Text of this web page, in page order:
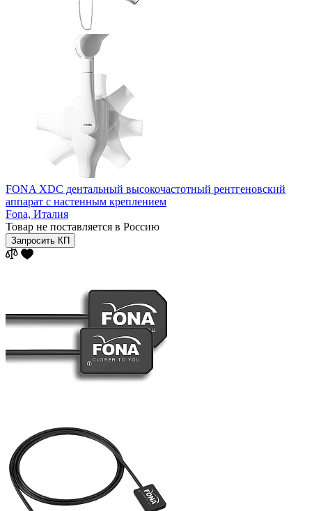
FONA XDC дентальный высокочастотный рентгеновский
аппарат с настенным креплением
Fona, Италия
Товар не поставляется в Россию
Запросить КП